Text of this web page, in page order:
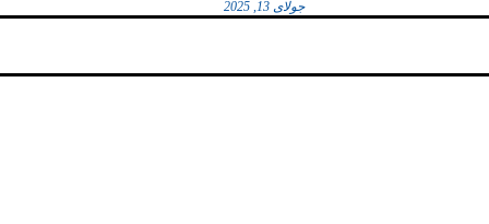
جولای 13, 2025